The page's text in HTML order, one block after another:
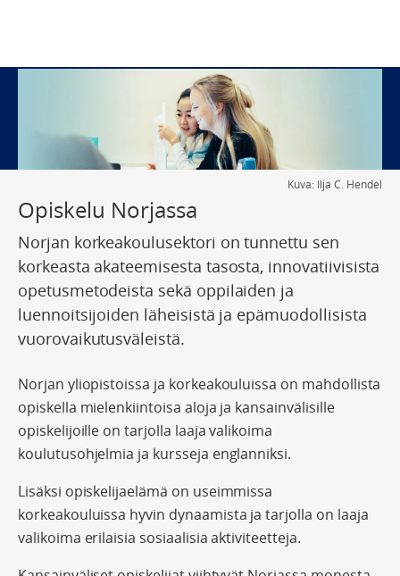
Kuva: Ilja C. Hendel
Opiskelu Norjassa
Norjan korkeakoulusektori on tunnettu sen
korkeasta akateemisesta tasosta, innovatiivisista
opetusmetodeista sekä oppilaiden ja
luennoitsijoiden läheisistä ja epämuodollisista
vuorovaikutusväleistä.
Norjan yliopistoissa ja korkeakouluissa on mahdollista
opiskella mielenkiintoisa aloja ja kansainvälisille
opiskelijoille on tarjolla laaja valikoima
koulutusohjelmia ja kursseja englanniksi.
Lisäksi opiskelijaelämä on useimmissa
korkeakouluissa hyvin dynaamista ja tarjolla on laaja
valikoima erilaisia sosiaalisia aktiviteetteja.